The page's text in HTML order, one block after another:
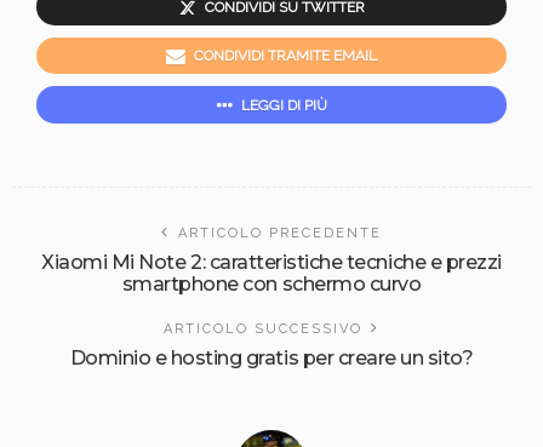
CONDIVIDI SU TWITTER
CONDIVIDI TRAMITE EMAIL
LEGGI DI PIÙ
ARTICOLO PRECEDENTE
Xiaomi Mi Note 2: caratteristiche tecniche e prezzi
smartphone con schermo curvo
ARTICOLO SUCCESSIVO
Dominio e hosting gratis per creare un sito?